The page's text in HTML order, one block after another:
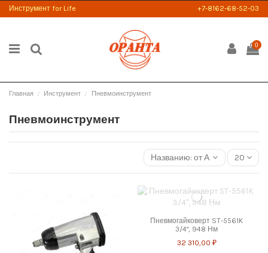
Инструмент for Life +7-8162-68-52-03
0
Главная Инструмент Пневмоинструмент
Пневмоинструмент
Названию: от А к Я 20
Пневмогайковерт ST-5561K
3/4", 948 Нм
32 310,00 ₽